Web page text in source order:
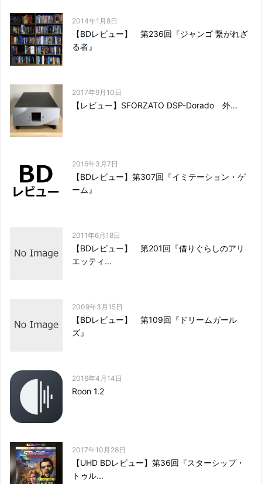
2014年1月8日
【BDレビュー】 第236回『ジャンゴ 繋がれざ
る者』
2017年9月10日
【レビュー】SFORZATO DSP-Dorado 外...
2016年3月7日
【BDレビュー】第307回『イミテーション・ゲ
ーム』
2011年6月18日
【BDレビュー】 第201回『借りぐらしのアリ
エッティ...
2009年3月15日
【BDレビュー】 第109回『ドリームガール
ズ』
2016年4月14日
Roon 1.2
2017年10月28日
【UHD BDレビュー】第36回『スターシップ・
トゥル...